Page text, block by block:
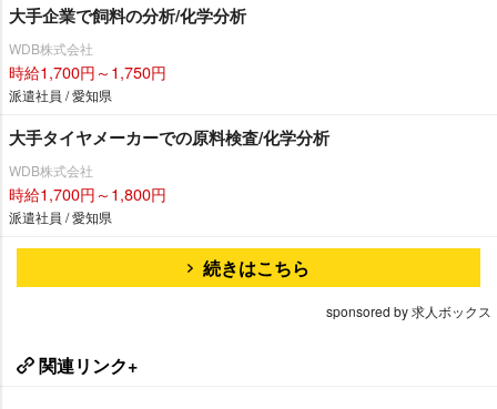
大手企業で飼料の分析/化学分析
WDB株式会社
時給1,700円～1,750円
派遣社員 / 愛知県
大手タイヤメーカーでの原料検査/化学分析
WDB株式会社
時給1,700円～1,800円
派遣社員 / 愛知県
続きはこちら
sponsored by 求人ボックス
関連リンク+